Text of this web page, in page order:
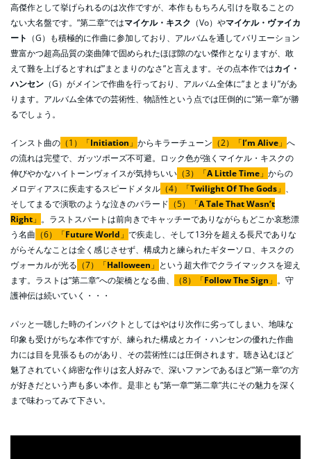
高傑作として挙げられるのは次作ですが、本作ももちろん引けを取ることの
ない大名盤です。”第二章”ではマイケル・キスク （Vo）やマイケル・ヴァイカ
ート （G）も積極的に作曲に参加しており、アルバムを通してバリエーション
豊富かつ超高品質の楽曲陣で固められたほぼ隙のない傑作となりますが、敢
えて難を上げるとすれば”まとまりのなさ”と言えます。その点本作ではカイ・
ハンセン （G）がメインで作曲を行っており、アルバム全体に”まとまり”があ
ります。アルバム全体での芸術性、物語性という点では圧倒的に”第一章”が勝
るでしょう。
インスト曲の （1）「Initiation 」 からキラーチューン （2）「I’m Alive 」 へ
の流れは完璧で、ガッツポーズ不可避。ロック色が強くマイケル・キスクの
伸びやかなハイトーンヴォイスが気持ちいい （3）「A Little Time 」 からの
メロディアスに疾走するスピードメタル （4）「Twilight Of The Gods 」 、
そしてまるで演歌のような泣きのバラード （5）「A Tale That Wasn’t
Right 」 。ラストスパートは前向きでキャッチーでありながらもどこか哀愁漂
う名曲 （6）「Future World 」 で疾走し、そして13分を超える長尺でありな
がらそんなことは全く感じさせず、構成力と練られたギターソロ、キスクの
ヴォーカルが光る （7）「Halloween 」 という超大作でクライマックスを迎え
ます。ラストは”第二章”への架橋となる曲、
（8）「Follow The Sign 」 。守
護神伝は続いていく・・・
パッと一聴した時のインパクトとしてはやはり次作に劣ってしまい、地味な
印象も受けがちな本作ですが、練られた構成とカイ・ハンセンの優れた作曲
力には目を見張るものがあり、その芸術性には圧倒されます。聴き込むほど
魅了されていく綿密な作りは玄人好みで、深いファンであるほど”第一章”の方
が好きだという声も多い本作。是非とも”第一章””第二章”共にその魅力を深く
まで味わってみて下さい。